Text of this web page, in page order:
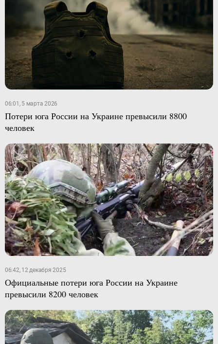
06:01, 5 марта 2026
Потери юга России на Украине превысили 8800
человек
06:42, 12 декабря 2025
Официальные потери юга России на Украине
превысили 8200 человек